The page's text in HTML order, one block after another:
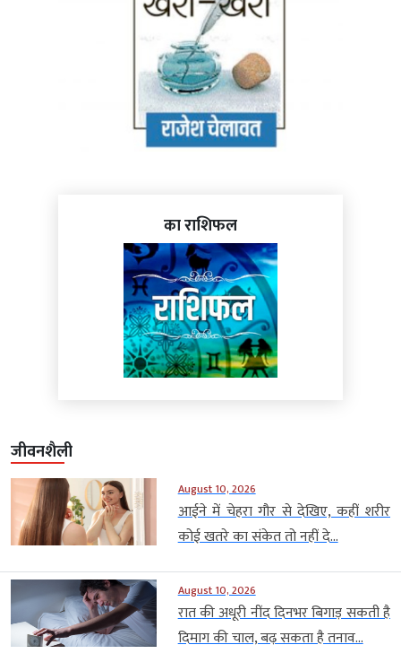
का राशिफल
जीवनशैली
August 10, 2026
आईने में चेहरा गौर से देखिए, कहीं शरीर
कोई खतरे का संकेत तो नहीं दे...
August 10, 2026
रात की अधूरी नींद दिनभर बिगाड़ सकती है
दिमाग की चाल, बढ़ सकता है तनाव...